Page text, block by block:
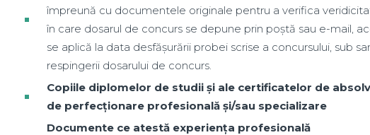
împreună cu documentele originale pentru a verifica
în care dosarul de concurs se depune prin poștă sau e-mail,
se aplică la data desfășurării probei scrise a concursului, sub
respingerii dosarului de concurs.
Copiile diplomelor de studii și ale certificatelor de
de perfecționare profesională și/sau specializare
Documente ce atestă experiența profesională